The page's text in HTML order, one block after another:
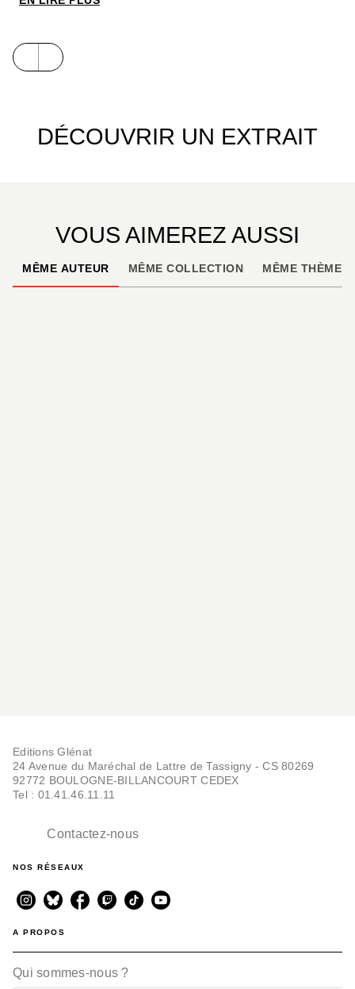
découvriront aussi que la politesse que s’évertuent
à leur apprendre leurs parents n’a pas cours dans
DÉCOUVRIR UN EXTRAIT
VOUS AIMEREZ AUSSI
MÊME AUTEUR MÊME COLLECTION MÊME THÈME
Editions Glénat
24 Avenue du Maréchal de Lattre de Tassigny - CS 80269
92772 BOULOGNE-BILLANCOURT CEDEX
Tel : 01.41.46.11.11
Contactez-nous
NOS RÉSEAUX
A PROPOS
Qui sommes-nous ?